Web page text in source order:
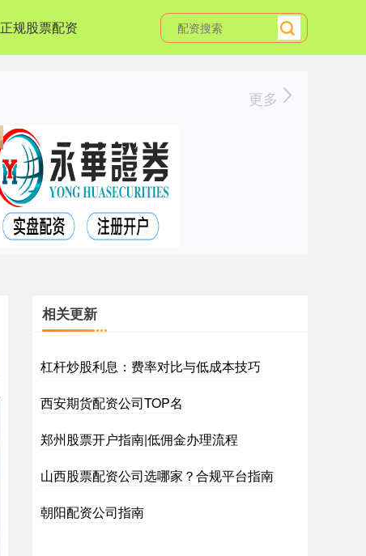
正规股票配资
更多
相关更新
杠杆炒股利息：费率对比与低成本技巧
西安期货配资公司TOP名
郑州股票开户指南|低佣金办理流程
山西股票配资公司选哪家？合规平台指南
朝阳配资公司指南